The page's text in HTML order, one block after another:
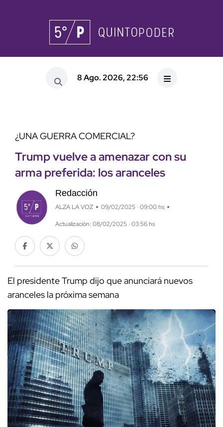
8 Ago. 2026, 22:56
¿UNA GUERRA COMERCIAL?
Trump vuelve a amenazar con su
arma preferida: los aranceles
Redacción
ALZA LA VOZ 09/02/2025 · 09:00 hs
Actualización: 08/02/2025 · 03:56 hs
El presidente Trump dijo que anunciará nuevos
aranceles la próxima semana